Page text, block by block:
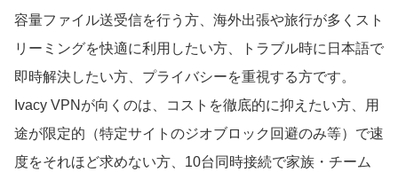
容量ファイル送受信を行う方、海外出張や旅行が多くスト
リーミングを快適に利用したい方、トラブル時に日本語で
即時解決したい方、プライバシーを重視する方です。
Ivacy VPNが向くのは、コストを徹底的に抑えたい方、用
途が限定的（特定サイトのジオブロック回避のみ等）で速
度をそれほど求めない方、10台同時接続で家族・チーム